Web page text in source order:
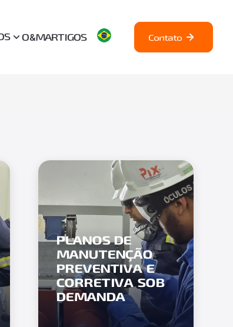
O&MARTIGOS Contato
PLANOS DE
MANUTENÇÃO
PREVENTIVA E
CORRETIVA SOB
DEMANDA